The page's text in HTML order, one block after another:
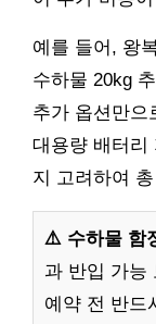
예를 들어, 왕
수하물 20kg
추가 옵션만으
대용량 배터리
지 고려하여
⚠️ 수하물 함
과 반입 가능
예약 전 반드